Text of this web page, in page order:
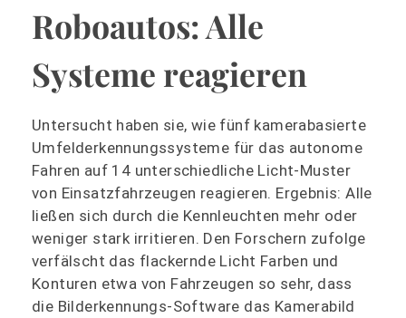
Roboautos: Alle
Systeme reagieren
Untersucht haben sie, wie fünf kamerabasierte
Umfelderkennungssysteme für das autonome
Fahren auf 14 unterschiedliche Licht-Muster
von Einsatzfahrzeugen reagieren. Ergebnis: Alle
ließen sich durch die Kennleuchten mehr oder
weniger stark irritieren. Den Forschern zufolge
verfälscht das flackernde Licht Farben und
Konturen etwa von Fahrzeugen so sehr, dass
die Bilderkennungs-Software das Kamerabild